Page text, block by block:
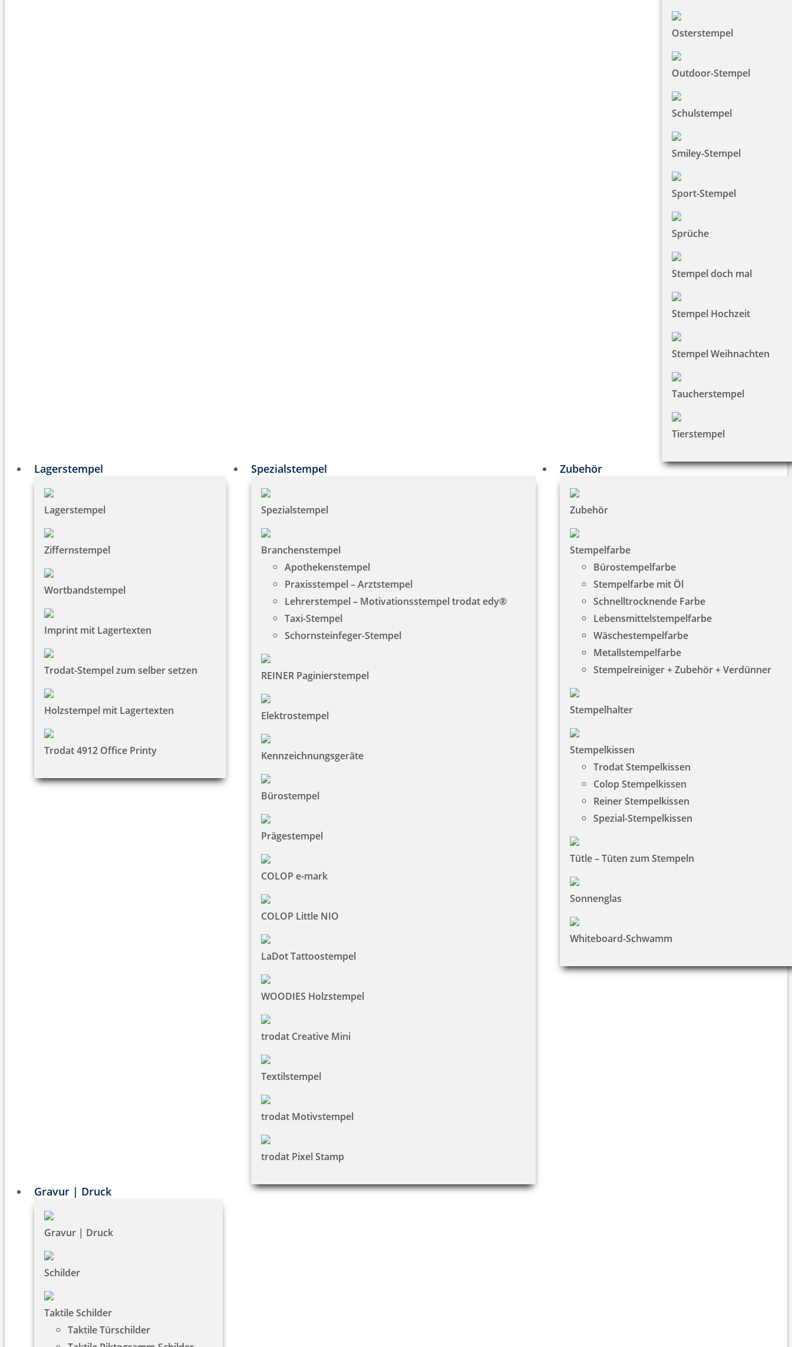
Osterstempel
Outdoor-Stempel
Schulstempel
Smiley-Stempel
Sport-Stempel
Sprüche
Stempel doch mal
Stempel Hochzeit
Stempel Weihnachten
Taucherstempel
Tierstempel
Lagerstempel
Lagerstempel
Ziffernstempel
Wortbandstempel
Imprint mit Lagertexten
Trodat-Stempel zum selber setzen
Holzstempel mit Lagertexten
Trodat 4912 Office Printy
Spezialstempel
Spezialstempel
Branchenstempel
Apothekenstempel
Praxisstempel – Arztstempel
Lehrerstempel – Motivationsstempel trodat edy®
Taxi-Stempel
Schornsteinfeger-Stempel
REINER Paginierstempel
Elektrostempel
Kennzeichnungsgeräte
Bürostempel
Prägestempel
COLOP e-mark
COLOP Little NIO
LaDot Tattoostempel
WOODIES Holzstempel
trodat Creative Mini
Textilstempel
trodat Motivstempel
trodat Pixel Stamp
Zubehör
Zubehör
Stempelfarbe
Bürostempelfarbe
Stempelfarbe mit Öl
Schnelltrocknende Farbe
Lebensmittelstempelfarbe
Wäschestempelfarbe
Metallstempelfarbe
Stempelreiniger + Zubehör + Verdünner
Stempelhalter
Stempelkissen
Trodat Stempelkissen
Colop Stempelkissen
Reiner Stempelkissen
Spezial-Stempelkissen
Tütle – Tüten zum Stempeln
Sonnenglas
Whiteboard-Schwamm
Gravur | Druck
Gravur | Druck
Schilder
Taktile Schilder
Taktile Türschilder